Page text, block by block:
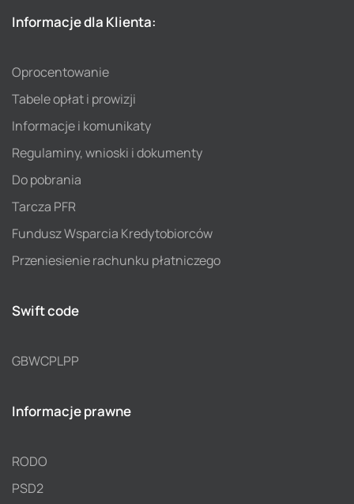
Informacje dla Klienta:
Oprocentowanie
Tabele opłat i prowizji
Informacje i komunikaty
Regulaminy, wnioski i dokumenty
Do pobrania
Tarcza PFR
Fundusz Wsparcia Kredytobiorców
Przeniesienie rachunku płatniczego
Swift code
GBWCPLPP
Informacje prawne
RODO
PSD2